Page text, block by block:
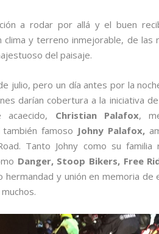
a rodar por allá y el buen
clima y terreno inmejorable, de las
del paisaje.
julio, pero un día antes por la
darían cobertura a la iniciativa
acaecido, Christian Palafox,
famoso Johny Palafox,
Tanto Johny como su
Danger, Stoop Bikers, Free
hermandad y unión en memoria